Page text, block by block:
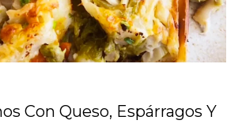
Con Queso, Espárragos Y